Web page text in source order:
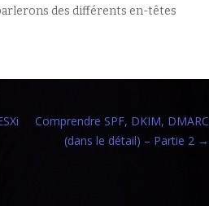
des différents en-têtes
Comprendre SPF, DKIM, DMARC
(dans le détail) – Partie 2 →